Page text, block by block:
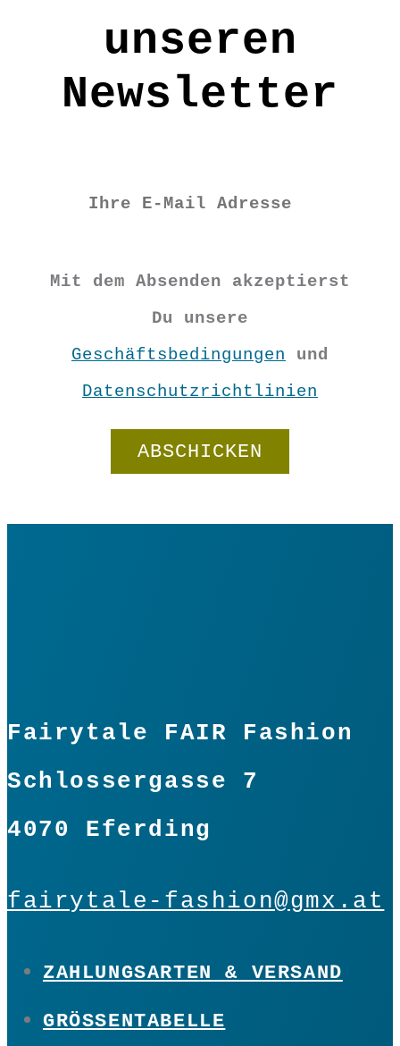
S
"Sprudelndes
Leben"
In den Warenkorb
unseren
Newsletter
Mit dem Absenden akzeptierst
Du unsere
Geschäftsbedingungen und
Datenschutzrichtlinien
Fairytale FAIR Fashion
Schlossergasse 7
4070 Eferding
fairytale-fashion@gmx.at
ZAHLUNGSARTEN & VERSAND
GRÖSSENTABELLE